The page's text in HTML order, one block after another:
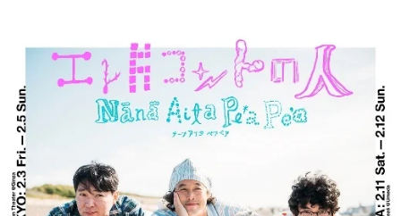
お知らせ
イベント・グッズ
YouTube
会社情報